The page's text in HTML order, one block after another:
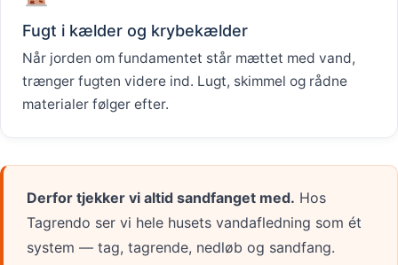
Fugt i kælder og krybekælder
Når jorden om fundamentet står mættet med vand,
trænger fugten videre ind. Lugt, skimmel og rådne
materialer følger efter.
Derfor tjekker vi altid sandfanget med. Hos
Tagrendo ser vi hele husets vandafledning som ét
system — tag, tagrende, nedløb og sandfang.